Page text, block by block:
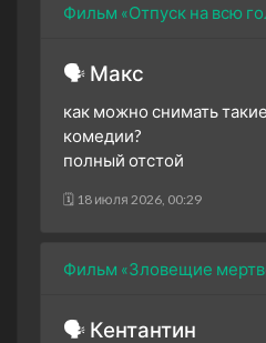
Фильм «Отпуск на всю
🗣 Макс
как можно снимать
комедии?
полный отстой
🗓 18 июля 2026, 00:29
Фильм «Зловещие
🗣 Кентантин